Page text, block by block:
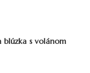
blúzka s volánom